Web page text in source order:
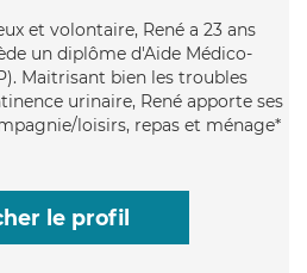
et volontaire, René a 23 ans
un diplôme d'Aide Médico-
Maitrisant bien les troubles
urinaire, René apporte ses
loisirs, repas et ménage*
le profil